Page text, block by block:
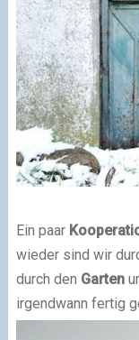
Ein paar
wieder sind wir
durch den Garten
irgendwann fertig